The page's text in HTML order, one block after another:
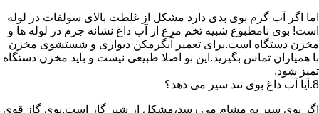
اما اگر آب گرم بوی بدی دارد مشکل از غلظت بالای سولفات در لوله
است! بوی نامطبوع شبیه تخم مرغ از آب داغ نشانه جرم در لوله ها و
مخزن دستگاه است.برای تعمیر آبگرمکن دیواری و شستشوی مخزن
با همیاران تماس بگیرید.این بو اصلا طبیعی نیست و باید مخزن دستگاه
تمیز شود.
8.آیا آب داغ بوی تند سیر می دهد؟
اگر بوی سیر به مشام می رسد،مشکل از شیر گاز است.بوی گاز قوی